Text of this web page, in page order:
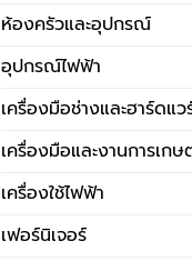
ห้องครัวและอุปกรณ์
อุปกรณ์ไฟฟ้า
เครื่องมือช่างและฮาร์ดแว
เครื่องมือและงานการเกษ
เครื่องใช้ไฟฟ้า
เฟอร์นิเจอร์